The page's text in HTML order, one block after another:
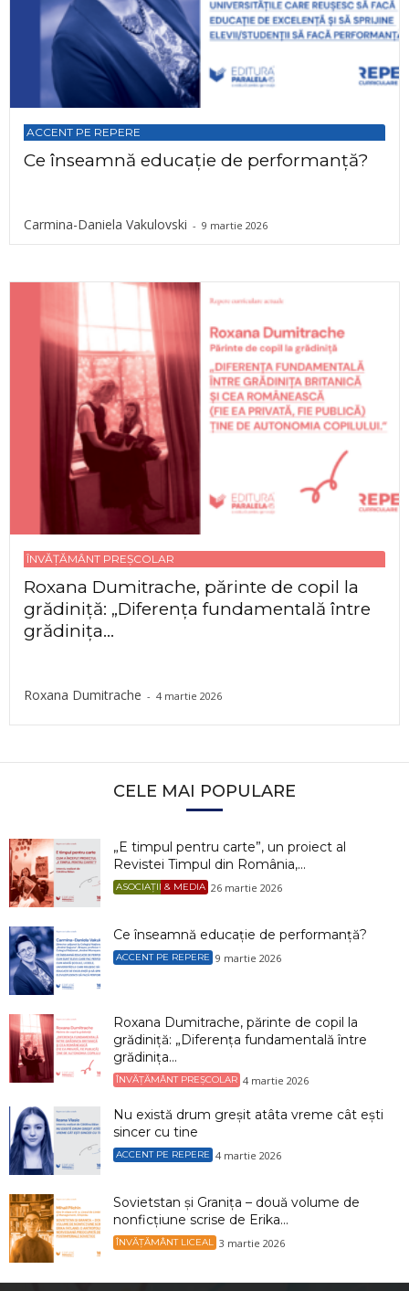
ACCENT PE REPERE
Ce înseamnă educație de performanță?
Carmina-Daniela Vakulovski - 9 martie 2026
ÎNVĂȚĂMÂNT PREȘCOLAR
Roxana Dumitrache, părinte de copil la
grădiniță: „Diferența fundamentală între
grădinița...
Roxana Dumitrache - 4 martie 2026
CELE MAI POPULARE
„E timpul pentru carte”, un proiect al
Revistei Timpul din România,...
ASOCIAȚII & MEDIA 26 martie 2026
Ce înseamnă educație de performanță?
ACCENT PE REPERE 9 martie 2026
Roxana Dumitrache, părinte de copil la
grădiniță: „Diferența fundamentală între
grădinița...
ÎNVĂȚĂMÂNT PREȘCOLAR 4 martie 2026
Nu există drum greșit atâta vreme cât ești
sincer cu tine
ACCENT PE REPERE 4 martie 2026
Sovietstan și Granița – două volume de
nonficțiune scrise de Erika...
ÎNVĂȚĂMÂNT LICEAL 3 martie 2026